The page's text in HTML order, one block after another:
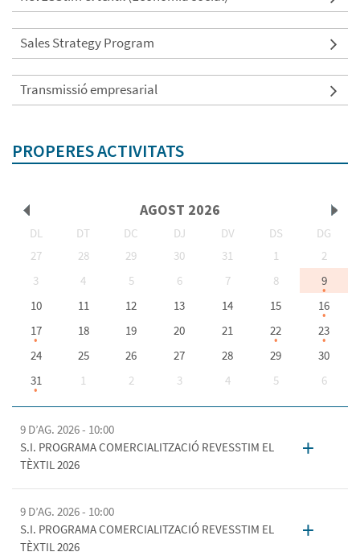
Sales Strategy Program
Transmissió empresarial
PROPERES ACTIVITATS
<Ant Seg
AGOST 2026
DL DT DC DJ DV DS
DG
27
28 29 30 31 1
2
3
4 5 6 7 8
9
10
11 12 13 14 15
16
17
18 19 20 21 22
23
24
25 26 27 28 29
30
31
1 2 3 4 5 6
9 D’AG. 2026 - 10:00
S.I. PROGRAMA COMERCIALITZACIÓ REVESSTIM EL
TÈXTIL 2026
+
9 D’AG. 2026 - 10:00
S.I. PROGRAMA COMERCIALITZACIÓ REVESSTIM EL
TÈXTIL 2026
+